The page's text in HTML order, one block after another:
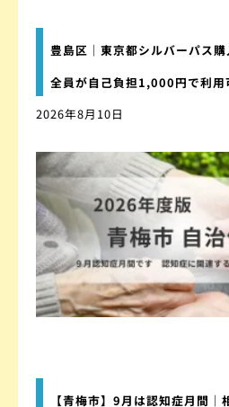
豊島区｜東京都シルバーパス
全員が自己負担1,000円で利用
2026年8月10日
【青梅市】9月は認知症月間｜